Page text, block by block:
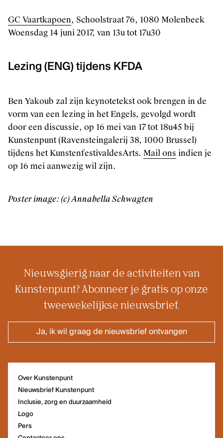
in de Ravensteingalerij vlak naast
het Centraal Station in Brussel.
GC Vaartkapoen, Schoolstraat 76, 1080 Molenbeek
Woensdag 14 juni 2017, van 13u tot 17u30
Lezing (ENG) tijdens KFDA
Ben Yakoub zal zijn keynotetekst ook brengen in de
vorm van een lezing in het Engels, gevolgd wordt
door een discussie, op 16 mei van 17 tot 18u45 bij
Kunstenpunt (Ravensteingalerij 38, 1000 Brussel)
tijdens het KunstenfestivaldesArts. Mail ons indien je
op 16 mei aanwezig wil zijn.
Poster image: (c) Annabella Schwagten
Nieuwsgierig naar de activiteiten van
Kunstenpunt? Abonneer je gratis op onze
tweewekelijkse nieuwsbrief.
Ja, ik wil graag de nieuwsbrief ontvangen
Over Kunstenpunt
Nieuwsbrief Kunstenpunt
Inclusie, zorg en duurzaamheid
Logo
Pers